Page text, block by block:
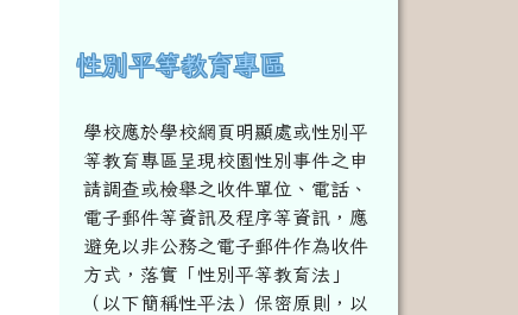
性別平等教育專區
學校應於學校網頁明顯處或性別平
等教育專區呈現校園性別事件之申
請調查或檢舉之收件單位、電話、
電子郵件等資訊及程序等資訊， 應
避免以非公務之電子郵件作為收件
方式，落實「性別平等教育法」
（以下簡稱性平法）保密原則，以